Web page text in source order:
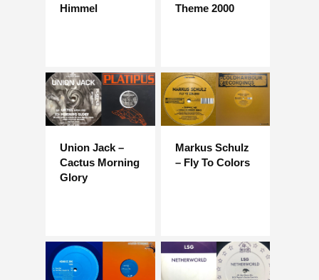
Himmel
Theme 2000
Union Jack –
Cactus Morning
Glory
Markus Schulz
– Fly To Colors